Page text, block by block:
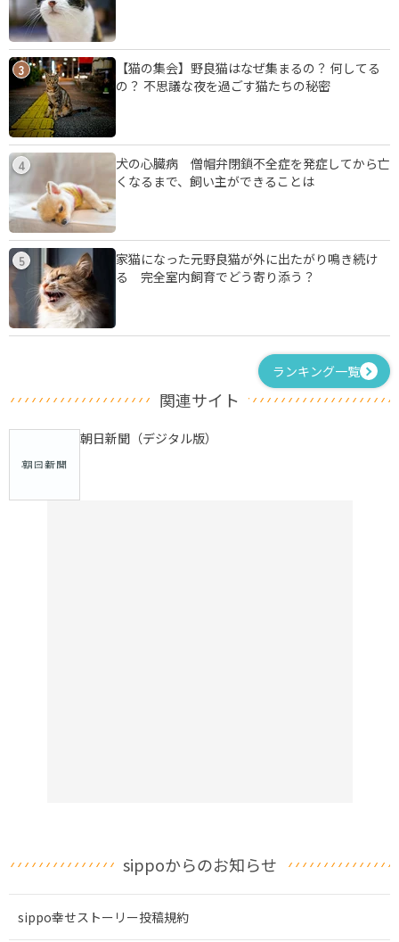
3
【猫の集会】野良猫はなぜ集まるの？ 何してる
の？ 不思議な夜を過ごす猫たちの秘密
4
犬の心臓病 僧帽弁閉鎖不全症を発症してから亡
くなるまで、飼い主ができることは
5
家猫になった元野良猫が外に出たがり鳴き続け
る 完全室内飼育でどう寄り添う？
ランキング一覧
関連サイト
朝日新聞（デジタル版）
sippoからのお知らせ
sippo幸せストーリー投稿規約